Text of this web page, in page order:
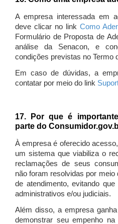
A empresa interessada em
deve clicar no link Como
Formulário de Proposta de
análise da Senacon, e
condições previstas no Termo
Em caso de dúvidas, a
contatar por meio do link
17. Por que é
parte do
À empresa é oferecido
um sistema que viabiliza o
reclamações de seus
não foram resolvidas por
de atendimento, evitando
administrativos e/ou judiciais.
Além disso, a empresa
demonstrar seu empenho